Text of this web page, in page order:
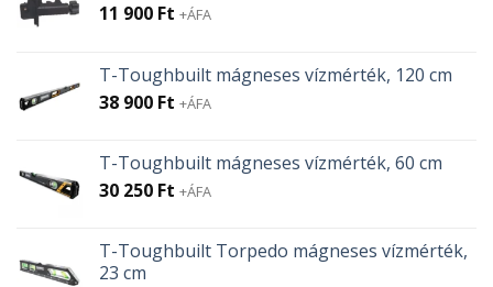
11 900 Ft +ÁFA
T-Toughbuilt mágneses vízmérték, 120 cm
38 900 Ft +ÁFA
T-Toughbuilt mágneses vízmérték, 60 cm
30 250 Ft +ÁFA
T-Toughbuilt Torpedo mágneses vízmérték,
23 cm